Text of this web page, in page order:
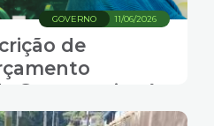
11/06/2026
GOVERNO
de
Santos vai até